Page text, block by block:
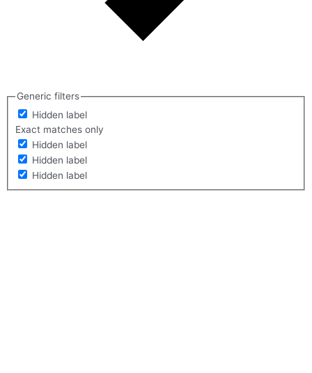
Generic filters
Hidden label
Exact matches only
Hidden label
Hidden label
Hidden label